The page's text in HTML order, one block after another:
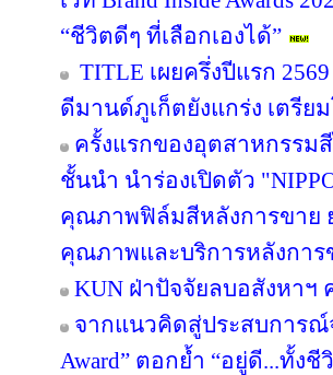
“ชีวิตดีๆ ที่เลือกเองได้”
TITLE เผยครึ่งปีแรก
ดีมานด์ภูเก็ตยังแกร่ง เตรีย
ครั้งแรกของอุตสาหกรรม
ชั้นนำ นำร่องเปิดตัว
คุณภาพฟิล์มสีหลังการขาย
คุณภาพและบริการหลังการ
KUN ฝ่าปัจจัยลบอสังหาฯ
จากแนวคิดสู่ประสบการณ์
Award” ตอกย้ำ “อยู่ดี...ทั้ง